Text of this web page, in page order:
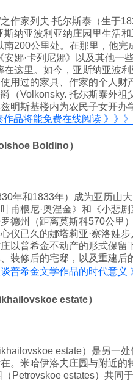
之作家列夫·托尔斯泰（生于
斯纳亚波利亚纳庄园里生活
南200公里处。在那里，他完
安娜·卡列尼娜》以及其他一
在这里。如今，亚斯纳亚波
用过的家具、作家的个人财
（Volkonsky. 托尔斯泰外祖
明斯基楼内为农民子女开办
品将能免费在线阅读 》》》
Boldino）
年和1833年）成为亚历山
甫根尼·奥涅金》和《小悲
德州（距离莫斯科570公里
仪已久的娜塔莉亚·察洛娃
以普希金不动产的形式保留
装修后的宅邸，以及重建后
普希金文学作品的时代意义
estate）
estate）是另一
。米哈伊洛夫庄园与附近的
Petrovskoe estates）共同